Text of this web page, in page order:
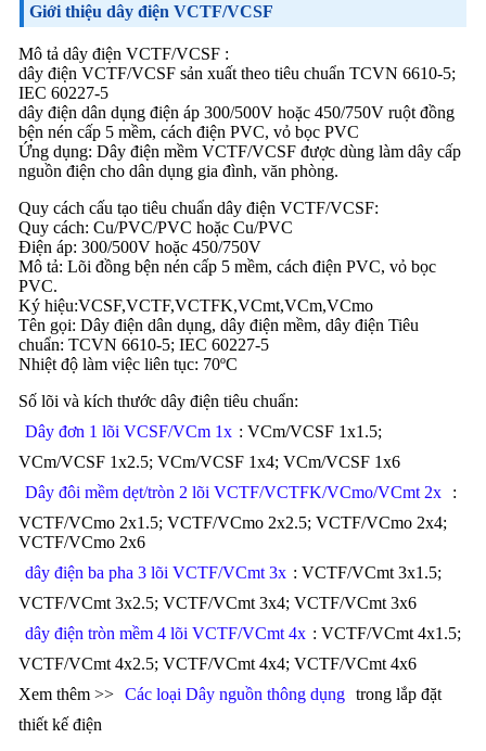
Giới thiệu dây điện VCTF/VCSF
Mô tả dây điện VCTF/VCSF :
dây điện VCTF/VCSF sản xuất theo tiêu chuẩn TCVN 6610-5;
IEC 60227-5
dây điện dân dụng điện áp 300/500V hoặc 450/750V ruột đồng
bện nén cấp 5 mềm, cách điện PVC, vỏ bọc PVC
Ứng dụng: Dây điện mềm VCTF/VCSF được dùng làm dây cấp
nguồn điện cho dân dụng gia đình, văn phòng.
Quy cách cấu tạo tiêu chuẩn dây điện VCTF/VCSF:
Quy cách: Cu/PVC/PVC hoặc Cu/PVC
Điện áp: 300/500V hoặc 450/750V
Mô tả: Lõi đồng bện nén cấp 5 mềm, cách điện PVC, vỏ bọc
PVC.
Ký hiệu:VCSF,VCTF,VCTFK,VCmt,VCm,VCmo
Tên gọi: Dây điện dân dụng, dây điện mềm, dây điện Tiêu
chuẩn: TCVN 6610-5; IEC 60227-5
Nhiệt độ làm việc liên tục: 70ºC
Số lõi và kích thước dây điện tiêu chuẩn:
Dây đơn 1 lõi VCSF/VCm 1x : VCm/VCSF 1x1.5;
VCm/VCSF 1x2.5; VCm/VCSF 1x4; VCm/VCSF 1x6
Dây đôi mềm dẹt/tròn 2 lõi VCTF/VCTFK/VCmo/VCmt 2x
:
VCTF/VCmo 2x1.5; VCTF/VCmo 2x2.5; VCTF/VCmo 2x4;
VCTF/VCmo 2x6
dây điện ba pha 3 lõi VCTF/VCmt 3x : VCTF/VCmt 3x1.5;
VCTF/VCmt 3x2.5; VCTF/VCmt 3x4; VCTF/VCmt 3x6
dây điện tròn mềm 4 lõi VCTF/VCmt 4x : VCTF/VCmt 4x1.5;
VCTF/VCmt 4x2.5; VCTF/VCmt 4x4; VCTF/VCmt 4x6
Xem thêm >> Các loại Dây nguồn thông dụng
trong lắp đặt
thiết kế điện